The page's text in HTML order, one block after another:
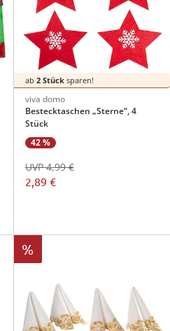
ab 2 Stücksparen!
viva domo
Bestecktaschen „Sterne“, 4
Stück
42 %
2,89 €
UVP 4,99 €
%